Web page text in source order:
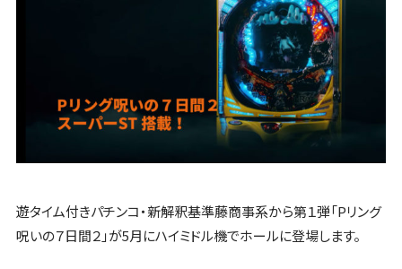
遊タイム付きパチンコ・新解釈基準藤商事系から第１弾「Pリング
呪いの７日間２」が5月にハイミドル機でホールに登場します。